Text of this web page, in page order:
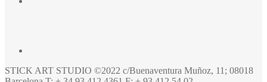
STICK ART STUDIO ©2022 c/Buenaventura Muñoz, 11; 08018